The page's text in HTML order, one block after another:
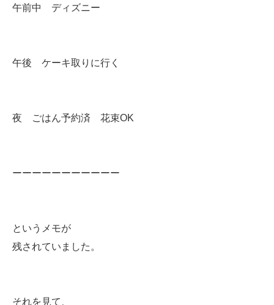
午前中 ディズニー
午後 ケーキ取りに行く
夜 ごはん予約済 花束OK
ーーーーーーーーーーー
というメモが
残されていました。
それを見て、